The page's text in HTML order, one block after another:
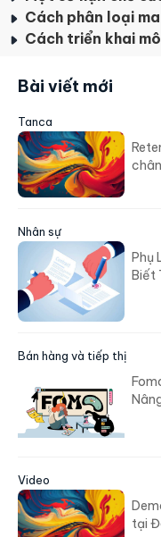
Cách phân loại marketplace phổ
Cách triển khai mô hình
Bài viết mới
Tanca
Nhân sự
Phụ
Biết
Bán hàng và tiếp thị
Video
tại